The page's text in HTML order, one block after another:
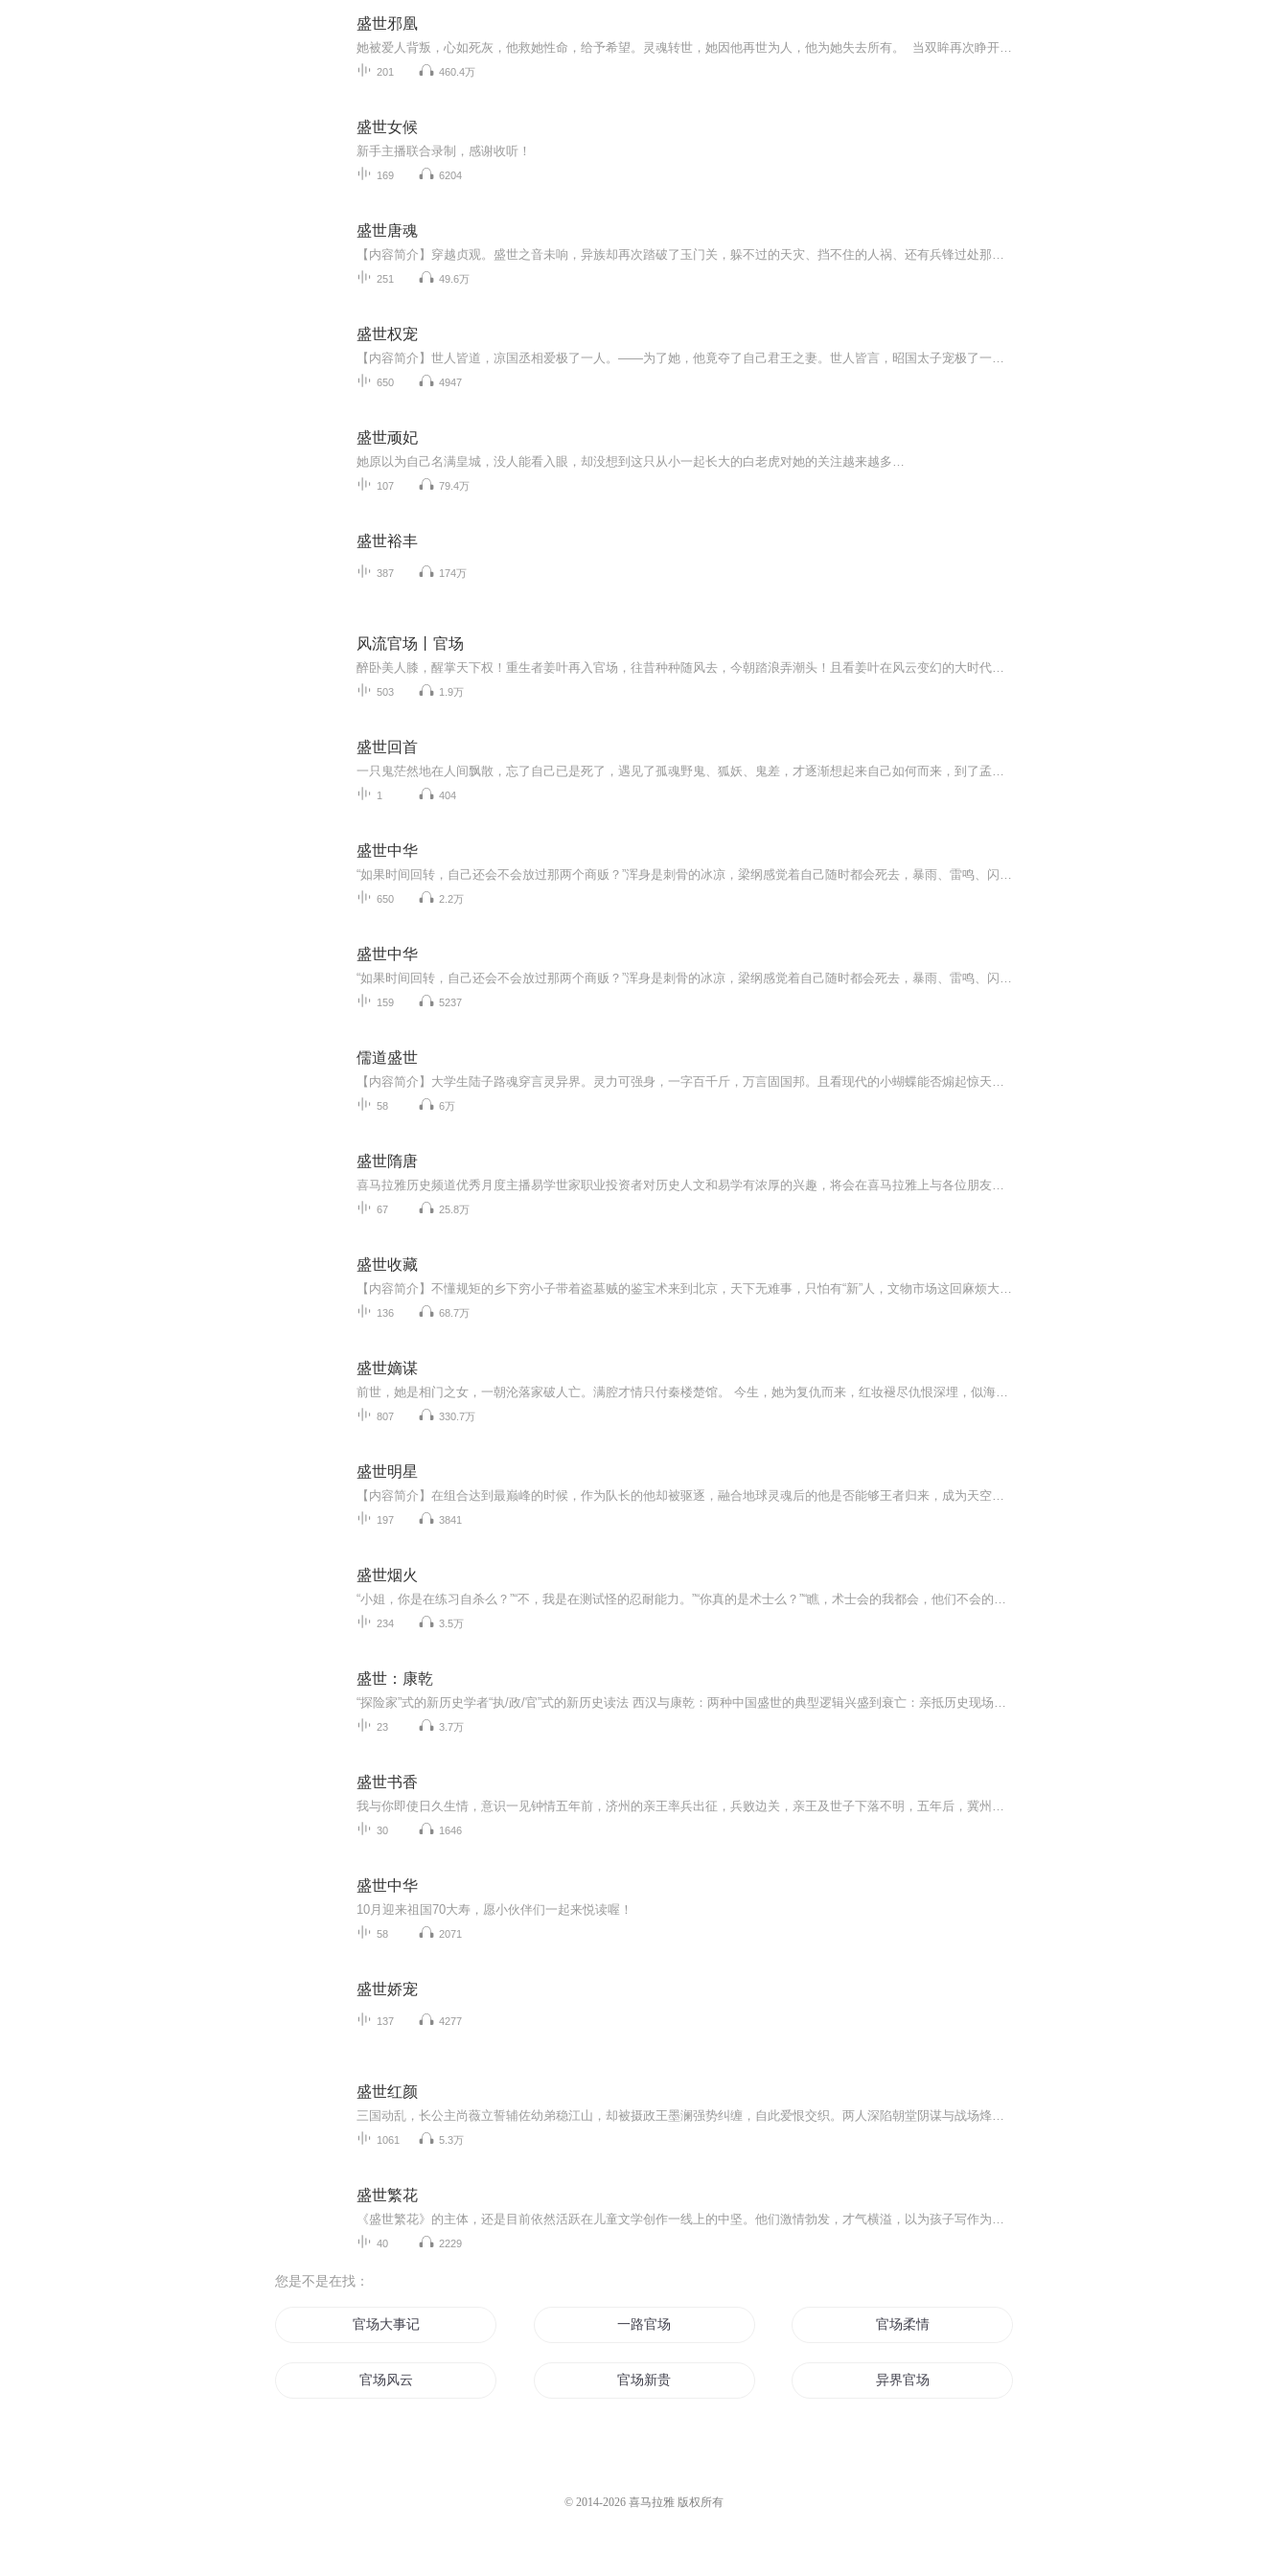
盛世邪凰
她被爱人背叛，心如死灰，他救她性命，给予希望。灵魂转世，她因他再世为人，他为她失去所有。 当双眸再次睁开，她成了上古家族夜家废物夜瑶尘。 夜瑶尘爹爹一句“你不是夜瑶尘。”看破了她皮囊下的陌生灵魂。 一笔交易，她要替夜瑶尘活下去，却不知...
201 460.4万
盛世女候
新手主播联合录制，感谢收听！
169 6204
盛世唐魂
【内容简介】穿越贞观。盛世之音未响，异族却再次踏破了玉门关，躲不过的天灾、挡不住的人祸、还有兵锋过处那夜晚中一声声无尽的惆怅与悲哀！只求国泰民安！只求国泰民安！我愿手握秃笔，点缀江山如画，金戈铁马再开万里无边。......酌一杯清酒，在秋月中...
251 49.6万
盛世权宠
【内容简介】世人皆道，凉国丞相爱极了一人。——为了她，他竟夺了自己君王之妻。世人皆言，昭国太子宠极了一人。——为了她，他竟颠覆了凉聿二国。可最后，他眼睁睁看着她死在自己面前，而她对他说的最后一句话却是：若有来世，愿永不相见。 她爱极了他...
650 4947
盛世顽妃
她原以为自己名满皇城，没人能看入眼，却没想到这只从小一起长大的白老虎对她的关注越来越多…
107 79.4万
盛世裕丰
387 174万
风流官场丨官场
醉卧美人膝，醒掌天下权！重生者姜叶再入官场，往昔种种随风去，今朝踏浪弄潮头！且看姜叶在风云变幻的大时代中，演绎一段情场得意，官路扬名的仕途传奇。
503 1.9万
盛世回首
一只鬼茫然地在人间飘散，忘了自己已是死了，遇见了孤魂野鬼、狐妖、鬼差，才逐渐想起来自己如何而来，到了孟婆茶摊前，才全然知道自己之前只喝了半碗孟婆汤，才依稀记得生前所有以及所爱之人，待他有了记忆，斯人却早已逝去。
1 404
盛世中华
“如果时间回转，自己还会不会放过那两个商贩？”浑身是刺骨的冰凉，梁纲感觉着自己随时都会死去，暴雨、雷鸣、闪电一切的一切似乎都在离他远去，整个人像是跳出了烦杂尘世，思维进入了一种空灵之境。————这是一种喧杂中的静。梁纲曾听人说起过这个，...
650 2.2万
盛世中华
“如果时间回转，自己还会不会放过那两个商贩？”浑身是刺骨的冰凉，梁纲感觉着自己随时都会死去，暴雨、雷鸣、闪电一切的一切似乎都在离他远去，整个人像是跳出了烦杂尘世，思维进入了一种空灵之境。————这是一种喧杂中的静。梁纲曾听人说起过这个，...
159 5237
儒道盛世
【内容简介】大学生陆子路魂穿言灵异界。灵力可强身，一字百千斤，万言固国邦。且看现代的小蝴蝶能否煽起惊天风云。陆子路：“只恨我不是文科生！！”旁人：“只恨你是个工科毒瘤！！”【作者/主播简介】作者：罗罗家，网络小说作家。主播：青城有声【购买...
58 6万
盛世隋唐
喜马拉雅历史频道优秀月度主播易学世家职业投资者对历史人文和易学有浓厚的兴趣，将会在喜马拉雅上与各位朋友从上古竹书纪年一路分享讲述至当今年份，本专辑为盛世隋唐专辑，各位听众朋友们可分享订阅。在中国的历史上，有两个高峰，一个是强汉，另一个则...
67 25.8万
盛世收藏
【内容简介】不懂规矩的乡下穷小子带着盗墓贼的鉴宝术来到北京，天下无难事，只怕有“新”人，文物市场这回麻烦大了。古玩、捡漏、赌石、宝业，小人物最终成为私珍无数的收藏家。一个青涩的男孩成长为顶天立地的男子汉……【作者/主播简介】作者：倾覆，网...
136 68.7万
盛世嫡谋
前世，她是相门之女，一朝沦落家破人亡。满腔才情只付秦楼楚馆。 今生，她为复仇而来，红妆褪尽仇恨深埋，似海深仇誓要改天换日。 曾经，她是一代奇女，风华万千才艺无双，一把烈火焚尽，只留千秋艳骨。 如今，她是绝世奇才，运筹帷幄决胜千里，一...
807 330.7万
盛世明星
【内容简介】在组合达到最巅峰的时候，作为队长的他却被驱逐，融合地球灵魂后的他是否能够王者归来，成为天空中最亮的那颗星。【作者/主播】作者：双洞，网络小说作家。主播：熙音工作室【购买须知】1、本作品为付费有声书，前20集为免费试听，购买成功后...
197 3841
盛世烟火
“小姐，你是在练习自杀么？”“不，我是在测试怪的忍耐能力。”“你真的是术士么？”“瞧，术士会的我都会，他们不会的我也会。”“对，他们不会像你这样死的这么快。”盛世内测，她是帝都唯一的女王。最终却随着帝都永远消失。留下那场盛世之战堪称绝响...
234 3.5万
盛世：康乾
“探险家”式的新历史学者“执/政/官”式的新历史读法 西汉与康乾：两种中国盛世的典型逻辑兴盛到衰亡：亲抵历史现场的全新讲述 经济-战争-版图-人口-贪/腐-中/央/集/权-马尔萨斯陷阱哪一个才是盛世兴盛与衰亡的典型要素？ 时代在进步，人性在重复。不理解...
23 3.7万
盛世书香
我与你即使日久生情，意识一见钟情五年前，济州的亲王率兵出征，兵败边关，亲王及世子下落不明，五年后，冀州书院仅17岁的才女，聘为忠国公府西席两情若是久长时再出，在出将入相，在庙宇高堂
30 1646
盛世中华
10月迎来祖国70大寿，愿小伙伴们一起来悦读喔！
58 2071
盛世娇宠
137 4277
盛世红颜
三国动乱，长公主尚薇立誓辅佐幼弟稳江山，却被摄政王墨澜强势纠缠，自此爱恨交织。两人深陷朝堂阴谋与战场烽火，从针锋相对到并肩作战，历经生死磨难后，终看透权力虚无，抛开身份束缚，携手天涯，谱就一段倾城绝恋。
1061 5.3万
盛世繁花
《盛世繁花》的主体，还是目前依然活跃在儿童文学创作一线上的中坚。他们激情勃发，才气横溢，以为孩子写作为终生事业。正是这一批人，引领着中国儿童文学的潮流，推动着中国儿童文学的进步与发展。对这批骨干作者的作品，自然是珍爱有加。书中，既有知名...
40 2229
您是不是在找：
官场大事记 一路官场 官场柔情
官场风云 官场新贵 异界官场
© 2014-2026 喜马拉雅 版权所有